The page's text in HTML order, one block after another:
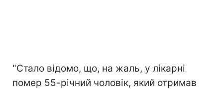
"Стало відомо, що, на жаль, у лікарні
помер 55-річний чоловік, який отримав